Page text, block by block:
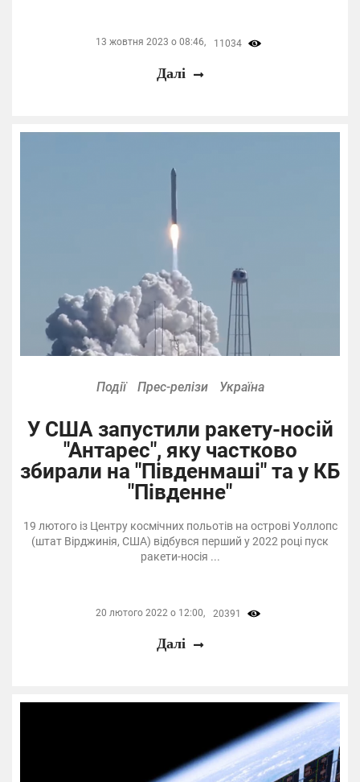
13 жовтня 2023 о 08:46, 11034
Далі
Події Прес-релізи Україна
У США запустили ракету-носій
"Антарес", яку частково
збирали на "Південмаші" та у КБ
"Південне"
19 лютого із Центру космічних польотів на острові Уоллопс
(штат Вірджинія, США) відбувся перший у 2022 році пуск
ракети-носія ...
20 лютого 2022 о 12:00, 20391
Далі